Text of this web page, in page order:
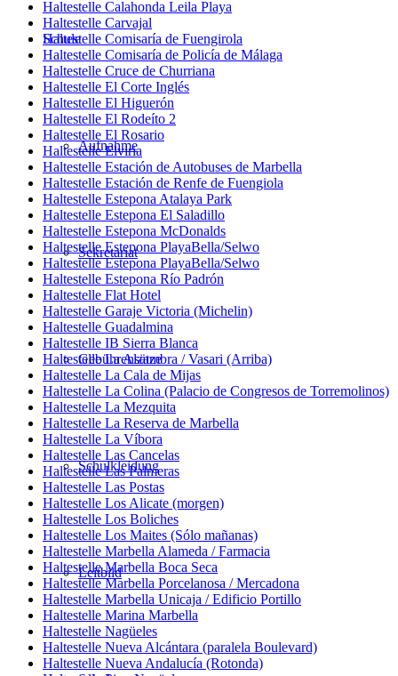
Schule
Aufnahme
Sekretariat
Gebührensätze
Schulkleidung
Leitbild
Haltestelle Calahonda Leila Playa
Haltestelle Carvajal
Haltestelle Comisaría de Fuengirola
Haltestelle Comisaría de Policía de Málaga
Haltestelle Cruce de Churriana
Haltestelle El Corte Inglés
Haltestelle El Higuerón
Haltestelle El Rodeíto 2
Haltestelle El Rosario
Haltestelle Elviria
Haltestelle Estación de Autobuses de Marbella
Haltestelle Estación de Renfe de Fuengiola
Haltestelle Estepona Atalaya Park
Haltestelle Estepona El Saladillo
Haltestelle Estepona McDonalds
Haltestelle Estepona PlayaBella/Selwo
Haltestelle Estepona PlayaBella/Selwo
Haltestelle Estepona Río Padrón
Haltestelle Flat Hotel
Haltestelle Garaje Victoria (Michelin)
Haltestelle Guadalmina
Haltestelle IB Sierra Blanca
Haltestelle La Alzambra / Vasari (Arriba)
Haltestelle La Cala de Mijas
Haltestelle La Colina (Palacio de Congresos de Torremolinos)
Haltestelle La Mezquita
Haltestelle La Reserva de Marbella
Haltestelle La Víbora
Haltestelle Las Cancelas
Haltestelle Las Palmeras
Haltestelle Las Postas
Haltestelle Los Alicate (morgen)
Haltestelle Los Boliches
Haltestelle Los Maites (Sólo mañanas)
Haltestelle Marbella Alameda / Farmacia
Haltestelle Marbella Boca Seca
Haltestelle Marbella Porcelanosa / Mercadona
Haltestelle Marbella Unicaja / Edificio Portillo
Haltestelle Marina Marbella
Haltestelle Nagüeles
Haltestelle Nueva Alcántara (paralela Boulevard)
Haltestelle Nueva Andalucía (Rotonda)